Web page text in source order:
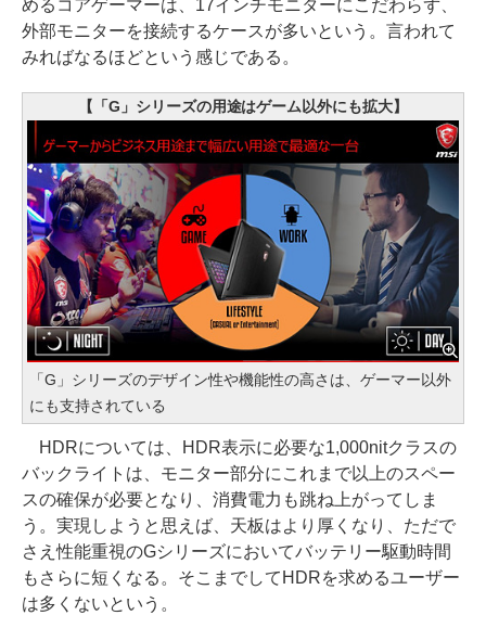
めるコアゲーマーは、17インチモニターにこだわらず、
外部モニターを接続するケースが多いという。言われて
みればなるほどという感じである。
【「G」シリーズの用途はゲーム以外にも拡大】
「G」シリーズのデザイン性や機能性の高さは、ゲーマー以外
にも支持されている
HDRについては、HDR表示に必要な1,000nitクラスの
バックライトは、モニター部分にこれまで以上のスペー
スの確保が必要となり、消費電力も跳ね上がってしま
う。実現しようと思えば、天板はより厚くなり、ただで
さえ性能重視のGシリーズにおいてバッテリー駆動時間
もさらに短くなる。そこまでしてHDRを求めるユーザー
は多くないという。